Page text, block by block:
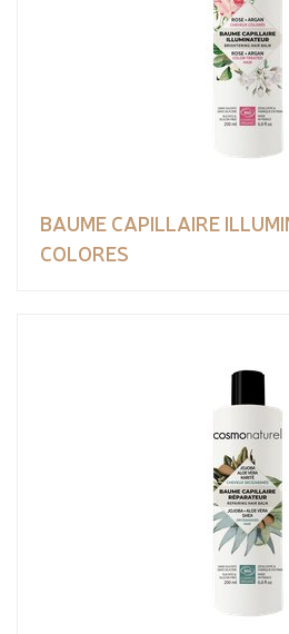
BAUME CAPILLAIRE
COLORES